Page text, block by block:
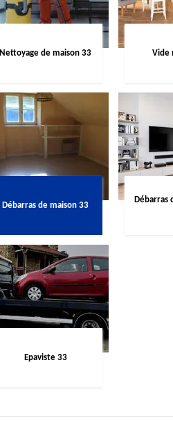
Nettoyage de maison 33 Vide
Débarras de maison 33
Débarras
Epaviste 33